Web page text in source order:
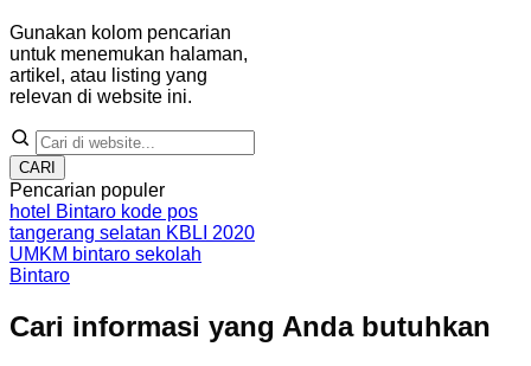
Gunakan kolom pencarian
untuk menemukan halaman,
artikel, atau listing yang
relevan di website ini.
CARI
Pencarian populer
hotel Bintaro kode pos
tangerang selatan KBLI 2020
UMKM bintaro sekolah
Bintaro
Cari informasi yang Anda butuhkan